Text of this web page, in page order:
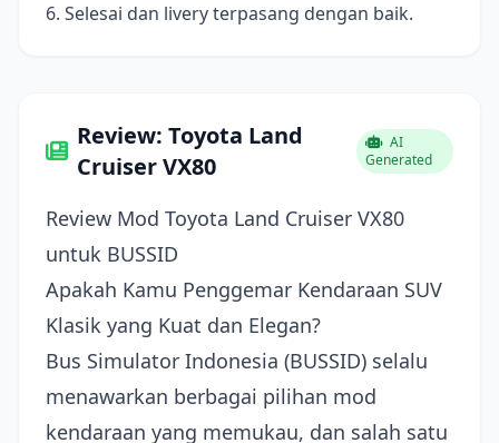
6. Selesai dan livery terpasang dengan baik.
Review: Toyota Land
Cruiser VX80
AI
Generated
Review Mod Toyota Land Cruiser VX80
untuk BUSSID
Apakah Kamu Penggemar Kendaraan SUV
Klasik yang Kuat dan Elegan?
Bus Simulator Indonesia (BUSSID) selalu
menawarkan berbagai pilihan mod
kendaraan yang memukau, dan salah satu